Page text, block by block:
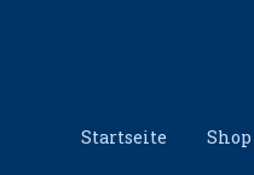
Startseite Shop